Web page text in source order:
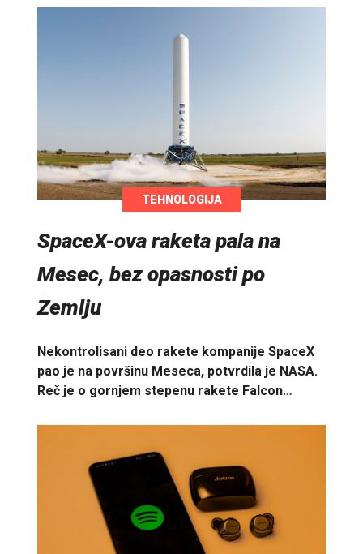
TEHNOLOGIJA
SpaceX-ova raketa pala na
Mesec, bez opasnosti po
Zemlju
Nekontrolisani deo rakete kompanije SpaceX
pao je na površinu Meseca, potvrdila je NASA.
Reč je o gornjem stepenu rakete Falcon…